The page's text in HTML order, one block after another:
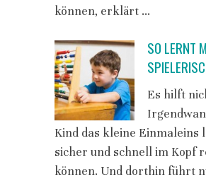
können, erklärt …
SO LERNT
Es hilft
Kind das kleine Einmaleins
sicher und schnell im Kopf
können. Und dorthin führt